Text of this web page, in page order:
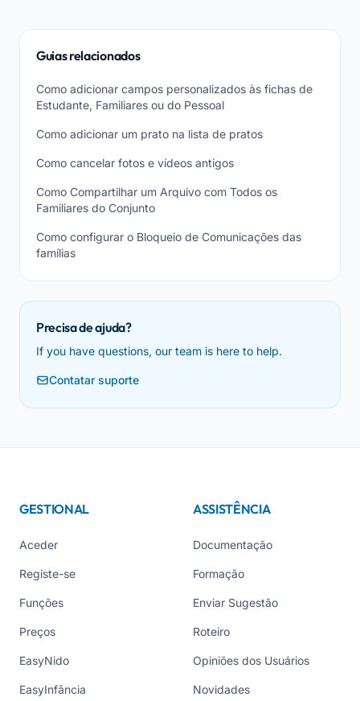
Guias relacionados
Como adicionar campos personalizados às fichas de
Estudante, Familiares ou do Pessoal
Como adicionar um prato na lista de pratos
Como cancelar fotos e vídeos antigos
Como Compartilhar um Arquivo com Todos os
Familiares do Conjunto
Como configurar o Bloqueio de Comunicações das
famílias
Precisa de ajuda?
If you have questions, our team is here to help.
Contatar suporte
GESTIONAL
Aceder
Registe-se
Funções
Preços
EasyNido
EasyInfância
ASSISTÊNCIA
Documentação
Formação
Enviar Sugestão
Roteiro
Opiniões dos Usuários
Novidades